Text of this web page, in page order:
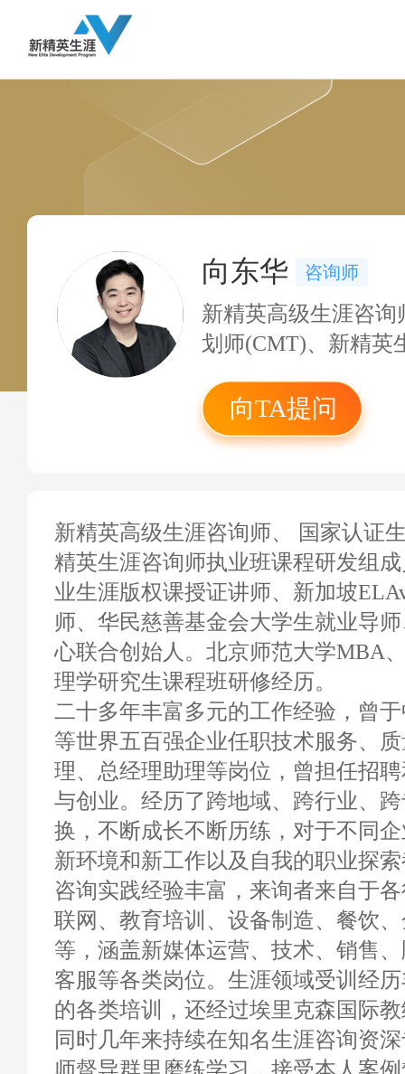
向东华 咨询师
新精英高级生涯咨
划师(CMT)、新精英
涯版权课授证讲师
向TA提问
新精英高级生涯咨询师、 国家认证
精英生涯咨询师执业班课程研发组
业生涯版权课授证讲师、新加坡
师、华民慈善基金会大学生就业导
心联合创始人。北京师范大学MBA
理学研究生课程班研修经历。
二十多年丰富多元的工作经验，曾
等世界五百强企业任职技术服务、
理、总经理助理等岗位，曾担任招
与创业。经历了跨地域、跨行业、
换，不断成长不断历练，对于不同
新环境和新工作以及自我的职业探
咨询实践经验丰富，来询者来自于
联网、教育培训、设备制造、餐饮
等，涵盖新媒体运营、技术、销售
客服等各类岗位。生涯领域受训经
的各类培训，还经过埃里克森国际
同时几年来持续在知名生涯咨询资